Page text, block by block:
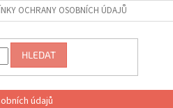
OCHRANY OSOBNÍCH ÚDAJŮ
HLEDAT
údajů